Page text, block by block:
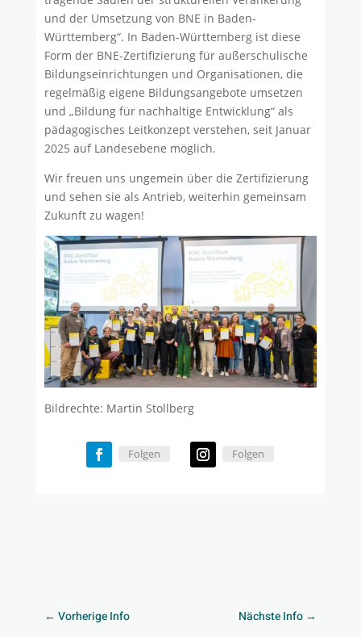
und der Umsetzung von BNE in Baden-
Württemberg“. In Baden-Württemberg ist diese
Form der BNE-Zertifizierung für außerschulische
Bildungseinrichtungen und Organisationen, die
regelmäßig eigene Bildungsangebote umsetzen
und „Bildung für nachhaltige Entwicklung“ als
pädagogisches Leitkonzept verstehen, seit Januar
2025 auf Landesebene möglich.
Wir freuen uns ungemein über die Zertifizierung
und sehen sie als Antrieb, weiterhin gemeinsam
Zukunft zu wagen!
Bildrechte: Martin Stollberg
Folgen Folgen
← Vorherige Info Nächste Info →